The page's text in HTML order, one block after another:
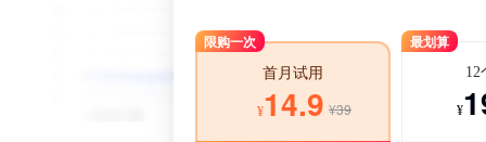
限购一次
首月试用
¥14.9 ¥39
最划算
12
¥